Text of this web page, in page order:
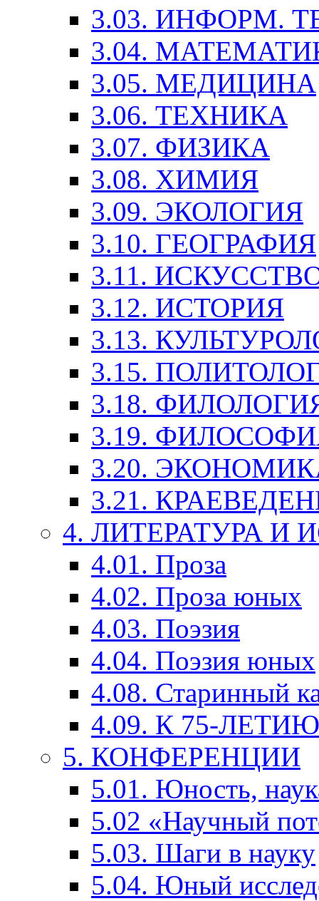
3.03. ИНФОРМ.
3.04.
3.05. МЕДИЦИНА
3.06. ТЕХНИКА
3.07. ФИЗИКА
3.08. ХИМИЯ
3.09. ЭКОЛОГИЯ
3.10. ГЕОГРАФИЯ
3.11.
3.12. ИСТОРИЯ
3.13.
3.15.
3.18.
3.19.
3.20.
3.21.
4. ЛИТЕРАТУРА И
4.01. Проза
4.02. Проза юных
4.03. Поэзия
4.04. Поэзия юных
4.08. Старинный
4.09. К 75-
5. КОНФЕРЕНЦИИ
5.01. Юность,
5.02 «Научный
5.03. Шаги в науку
5.04. Юный